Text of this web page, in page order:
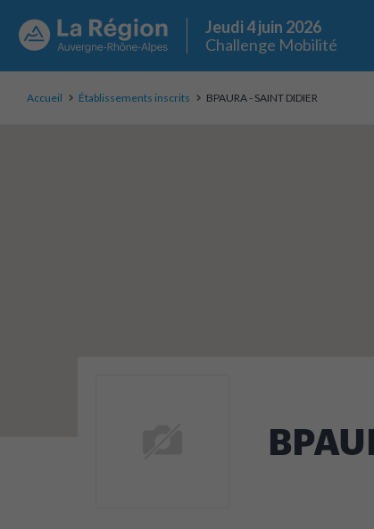
Jeudi 4 juin 2026
Challenge Mobilité
Accueil Établissements inscrits BPAURA - SAINT DIDIER